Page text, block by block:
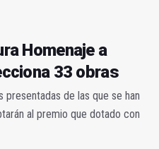
Homenaje a
33 obras
de las que se han
al premio que dotado con